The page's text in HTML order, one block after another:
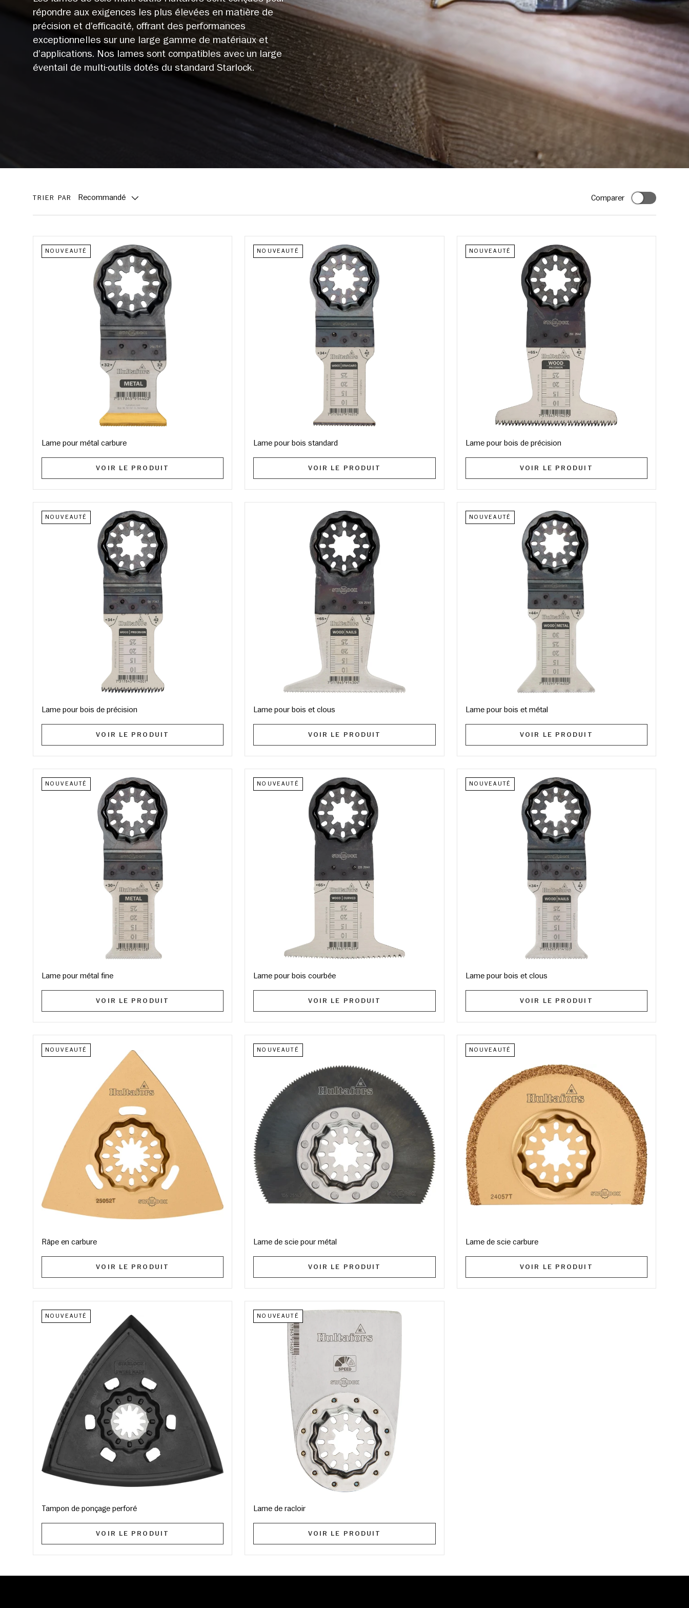
répondre aux exigences les plus élevées en matière de
précision et d’efficacité, offrant des performances
exceptionnelles sur une large gamme de matériaux et
d’applications. Nos lames sont compatibles avec un large
éventail de multi-outils dotés du standard Starlock.
TRIER PAR Recommandé Comparer
NOUVEAUTÉ
Lame pour métal carbure
VOIR LE PRODUIT
NOUVEAUTÉ
Lame pour bois standard
VOIR LE PRODUIT
NOUVEAUTÉ
Lame pour bois de précision
VOIR LE PRODUIT
NOUVEAUTÉ
Lame pour bois de précision
VOIR LE PRODUIT
Lame pour bois et clous
VOIR LE PRODUIT
NOUVEAUTÉ
Lame pour bois et métal
VOIR LE PRODUIT
NOUVEAUTÉ
Lame pour métal fine
VOIR LE PRODUIT
NOUVEAUTÉ
Lame pour bois courbée
VOIR LE PRODUIT
NOUVEAUTÉ
Lame pour bois et clous
VOIR LE PRODUIT
NOUVEAUTÉ
Râpe en carbure
VOIR LE PRODUIT
NOUVEAUTÉ
Lame de scie pour métal
VOIR LE PRODUIT
NOUVEAUTÉ
Lame de scie carbure
VOIR LE PRODUIT
NOUVEAUTÉ
Tampon de ponçage perforé
VOIR LE PRODUIT
NOUVEAUTÉ
Lame de racloir
VOIR LE PRODUIT